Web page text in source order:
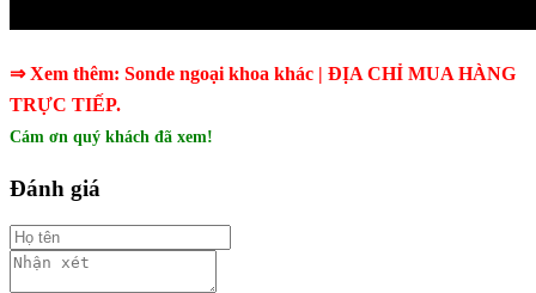
⇒ Xem thêm: Sonde ngoại khoa khác | ĐỊA CHỈ MUA HÀNG
TRỰC TIẾP.
Cám ơn quý khách đã xem!
Đánh giá